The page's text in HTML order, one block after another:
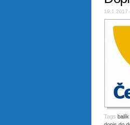
19.1.2017
Tags balík